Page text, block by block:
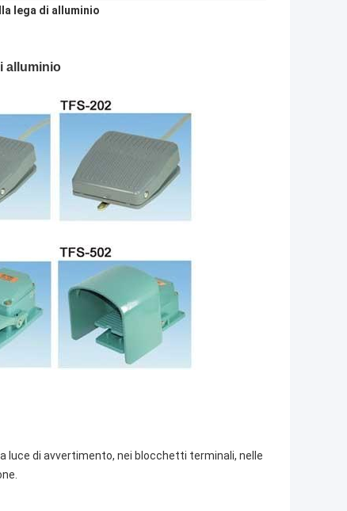
lega di alluminio
alluminio
luce di avvertimento, nei blocchetti terminali, nelle